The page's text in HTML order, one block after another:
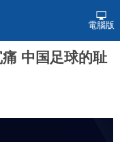
電腦版
中国足球的耻